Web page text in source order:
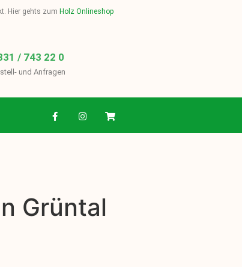
Hier gehts zum Holz Onlineshop
/ 743 22 0
und Anfragen
Grüntal